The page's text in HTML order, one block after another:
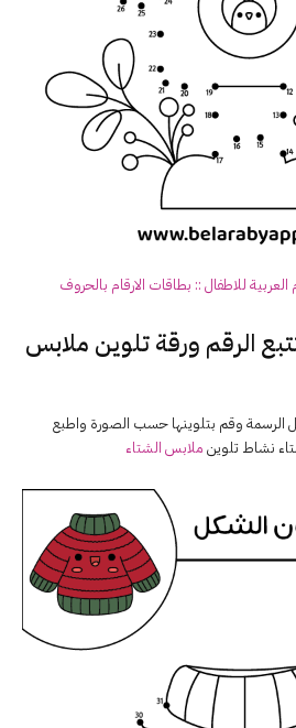
العربية للاطفال :: بطاقات الارقام بالحروف
الرقم ورقة تلوين ملابس
الرسمة وقم بتلوينها حسب الصورة واطبع
نشاط تلوين ملابس الشتاء